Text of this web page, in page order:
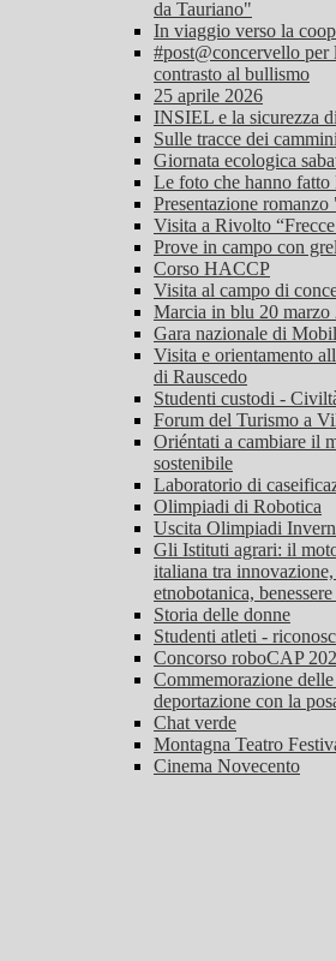
da Tauriano"
In viaggio verso la
#post@concervello per
contrasto al bullismo
25 aprile 2026
INSIEL e la sicurezza
Sulle tracce dei
Giornata ecologica
Le foto che hanno fatto
Presentazione
Visita a Rivolto
Prove in campo con
Corso HACCP
Visita al campo di
Marcia in blu 20 marzo
Gara nazionale di
Visita e orientamento
di Rauscedo
Studenti custodi -
Forum del Turismo a
Oriéntati a cambiare il
sostenibile
Laboratorio di
Olimpiadi di Robotica
Uscita Olimpiadi
Gli Istituti agrari: il
italiana tra
etnobotanica,
Storia delle donne
Studenti atleti -
Concorso roboCAP
Commemorazione
deportazione con la
Chat verde
Montagna Teatro
Cinema Novecento